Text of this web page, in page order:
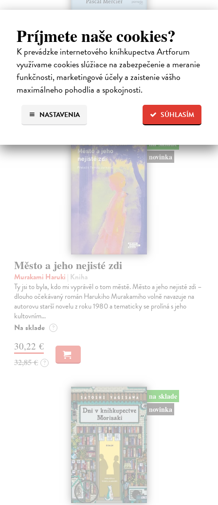
Príjmete naše cookies?
K prevádzke internetového kníhkupectva Artforum
využívame cookies slúžiace na zabezpečenie a meranie
funkčnosti, marketingové účely a zaistenie vášho
maximálneho pohodlia a spokojnosti.
SÚHLASÍM
NASTAVENIA
Rieka času
Mercier Pascal| Kniha
Pascal Mercier bol vždy majstrom filozofického rozprávania. Romány
Nočný vlak do Lisabonu či Váha slov podnietili milióny čitateľov k
zamysleniu sa nad veľkými témami, ako sú identita, sloboda, čas či…
Na sklade ?
12,95 € ?
na sklade
novinka
Město a jeho nejisté zdi
Murakami Haruki | Kniha
Ty jsi to byla, kdo mi vyprávěl o tom městě. Město a jeho nejisté zdi –
dlouho očekávaný román Harukiho Murakamiho volně navazuje na
autorovu starší novelu z roku 1980 a tematicky se prolíná s jeho
kultovním…
Na sklade ?
30,22 €
32,85 € ?
na sklade
novinka